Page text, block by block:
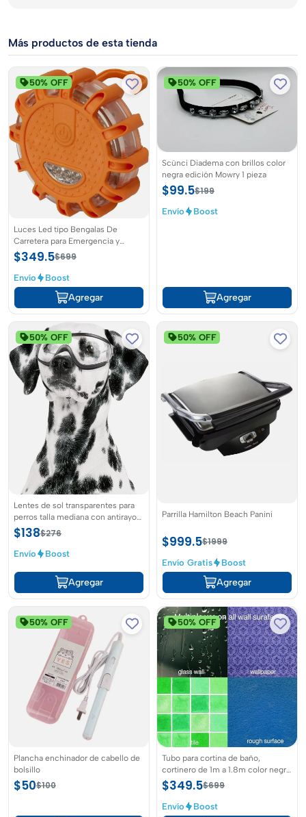
Más productos de esta tienda
50% OFF
Luces Led tipo Bengalas De
Carretera para Emergencia y
señalización vial
$349.5$699
Envío Boost
Agregar
50% OFF
Scünci Diadema con brillos color
negra edición Mowry 1 pieza
$99.5$199
Envío Boost
Agregar
50% OFF
Lentes de sol transparentes para
perros talla mediana con antirayos
UV
$138$276
Envío Boost
Agregar
50% OFF
Parrilla Hamilton Beach Panini
$999.5$1999
Envío Gratis Boost
Agregar
50% OFF
Plancha enchinador de cabello de
bolsillo
$50$100
50% OFF
Tubo para cortina de baño,
cortinero de 1m a 1.8m color negro
ajustable por tension sin clavos
$349.5$699
Envío Boost